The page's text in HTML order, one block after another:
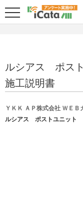
ルシアス ポス
施工説明書
ＹＫＫ ＡＰ株式会社 ＷＥＢ
ルシアス ポストユニット